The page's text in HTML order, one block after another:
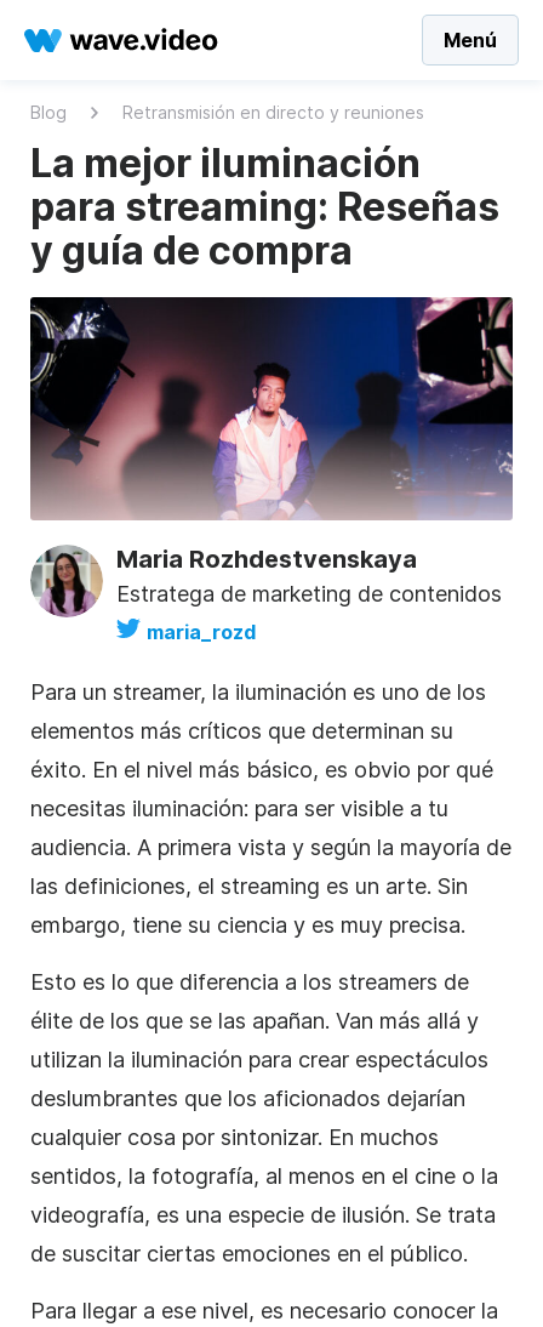
Menú
Blog Retransmisión en directo y reuniones
La mejor iluminación
para streaming: Reseñas
y guía de compra
Maria Rozhdestvenskaya
Estratega de marketing de contenidos
maria_rozd
Para un streamer, la iluminación es uno de los
elementos más críticos que determinan su
éxito. En el nivel más básico, es obvio por qué
necesitas iluminación: para ser visible a tu
audiencia. A primera vista y según la mayoría de
las definiciones, el streaming es un arte. Sin
embargo, tiene su ciencia y es muy precisa.
Esto es lo que diferencia a los streamers de
élite de los que se las apañan. Van más allá y
utilizan la iluminación para crear espectáculos
deslumbrantes que los aficionados dejarían
cualquier cosa por sintonizar. En muchos
sentidos, la fotografía, al menos en el cine o la
videografía, es una especie de ilusión. Se trata
de suscitar ciertas emociones en el público.
Para llegar a ese nivel, es necesario conocer la